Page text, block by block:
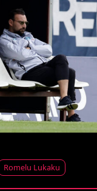
Romelu Lukaku